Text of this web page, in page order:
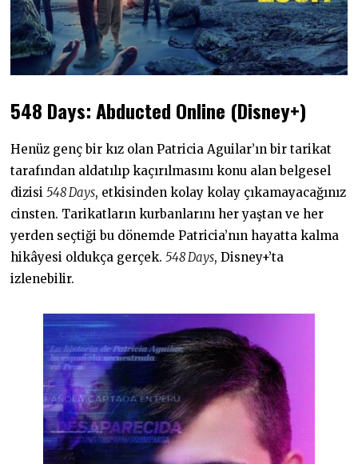
548 Days: Abducted Online (Disney+)
Henüz genç bir kız olan Patricia Aguilar’ın bir tarikat
tarafından aldatılıp kaçırılmasını konu alan belgesel
dizisi548 Days, etkisinden kolay kolay çıkamayacağınız
cinsten. Tarikatların kurbanlarını her yaştan ve her
yerden seçtiği bu dönemde Patricia’nın hayatta kalma
hikâyesi oldukça gerçek.548 Days, Disney+’ta
izlenebilir.